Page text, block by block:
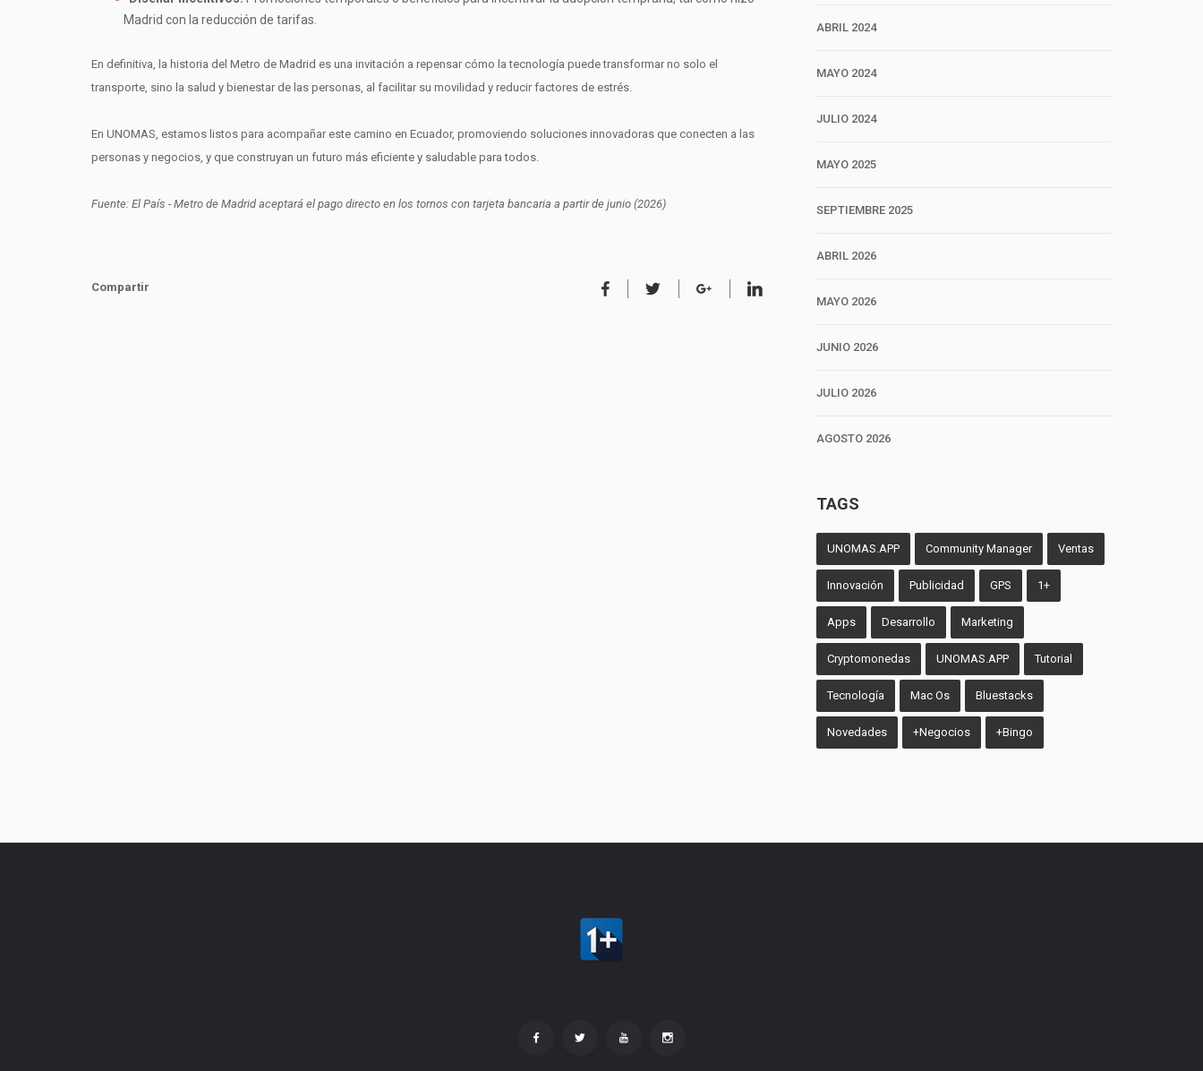
Madrid con la reducción de tarifas.
En definitiva, la historia del Metro de Madrid es una invitación a repensar cómo la tecnología puede transformar no solo el
transporte, sino la salud y bienestar de las personas, al facilitar su movilidad y reducir factores de estrés.
En UNOMAS, estamos listos para acompañar este camino en Ecuador, promoviendo soluciones innovadoras que conecten a las
personas y negocios, y que construyan un futuro más eficiente y saludable para todos.
Fuente: El País - Metro de Madrid aceptará el pago directo en los tornos con tarjeta bancaria a partir de junio (2026)
Compartir
ABRIL 2024
MAYO 2024
JULIO 2024
MAYO 2025
SEPTIEMBRE 2025
ABRIL 2026
MAYO 2026
JUNIO 2026
JULIO 2026
AGOSTO 2026
TAGS
UNOMAS.APP Community Manager Ventas
Innovación Publicidad GPS 1+
Apps Desarrollo Marketing
Cryptomonedas UNOMAS.APP Tutorial
Tecnología Mac Os Bluestacks
Novedades +Negocios +Bingo